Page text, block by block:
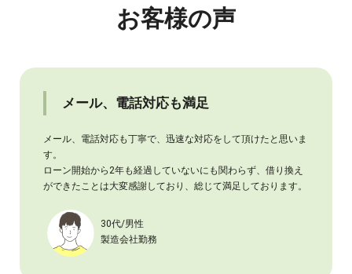
お客様の声
メール、電話対応も満足
メール、電話対応も丁寧で、迅速な対応をして頂けたと思いま
す。
ローン開始から2年も経過していないにも関わらず、借り換え
ができたことは大変感謝しており、総じて満足しております。
30代/男性
製造会社勤務